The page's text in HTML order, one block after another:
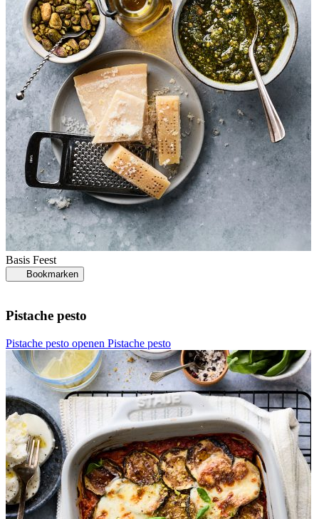
Basis Feest
Bookmarken
Pistache pesto
Pistache pesto openen Pistache pesto